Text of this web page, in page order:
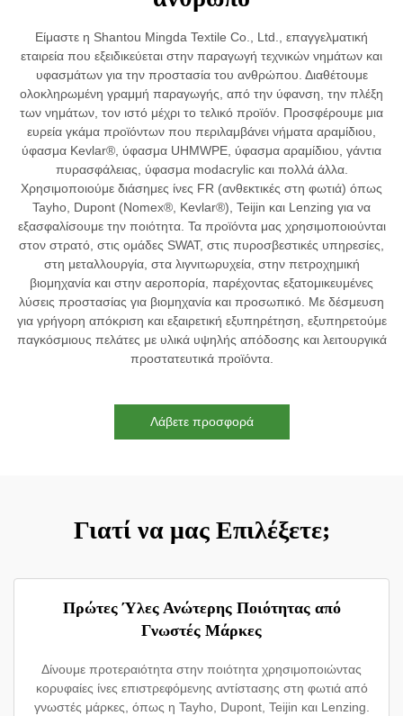
Είμαστε η Shantou Mingda Textile Co., Ltd., επαγγελματική
εταιρεία που εξειδικεύεται στην παραγωγή τεχνικών νημάτων και
υφασμάτων για την προστασία του ανθρώπου. Διαθέτουμε
ολοκληρωμένη γραμμή παραγωγής, από την ύφανση, την πλέξη
των νημάτων, τον ιστό μέχρι το τελικό προϊόν. Προσφέρουμε μια
ευρεία γκάμα προϊόντων που περιλαμβάνει νήματα αραμίδιου,
ύφασμα Kevlar®, ύφασμα UHMWPE, ύφασμα αραμίδιου, γάντια
πυρασφάλειας, ύφασμα modacrylic και πολλά άλλα.
Χρησιμοποιούμε διάσημες ίνες FR (ανθεκτικές στη φωτιά) όπως
Tayho, Dupont (Nomex®, Kevlar®), Teijin και Lenzing για να
εξασφαλίσουμε την ποιότητα. Τα προϊόντα μας χρησιμοποιούνται
στον στρατό, στις ομάδες SWAT, στις πυροσβεστικές υπηρεσίες,
στη μεταλλουργία, στα λιγνιτωρυχεία, στην πετροχημική
βιομηχανία και στην αεροπορία, παρέχοντας εξατομικευμένες
λύσεις προστασίας για βιομηχανία και προσωπικό. Με δέσμευση
για γρήγορη απόκριση και εξαιρετική εξυπηρέτηση, εξυπηρετούμε
παγκόσμιους πελάτες με υλικά υψηλής απόδοσης και λειτουργικά
προστατευτικά προϊόντα.
Λάβετε προσφορά
Γιατί να μας Επιλέξετε;
Πρώτες Ύλες Ανώτερης Ποιότητας από
Γνωστές Μάρκες
Δίνουμε προτεραιότητα στην ποιότητα χρησιμοποιώντας
κορυφαίες ίνες επιστρεφόμενης αντίστασης στη φωτιά από
γνωστές μάρκες, όπως η Tayho, Dupont, Teijin και Lenzing.